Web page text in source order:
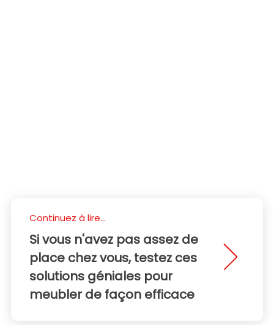
Continuez à lire...
Si vous n'avez pas assez de
place chez vous, testez ces
solutions géniales pour
meubler de façon efficace